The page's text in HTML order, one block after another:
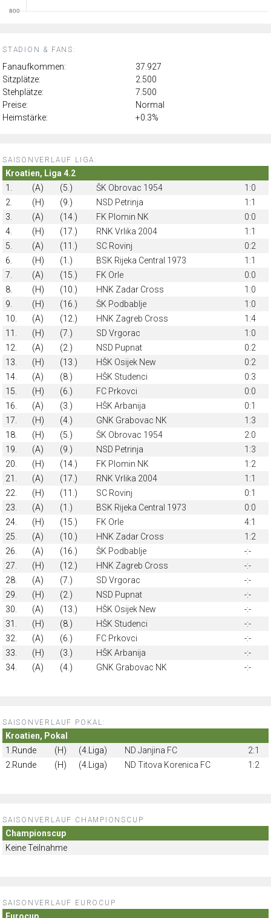
STADION & FANS:
Fanaufkommen:
37.927
Sitzplätze:
2.500
Stehplätze:
7.500
Preise:
Normal
Heimstärke:
+0.3%
SAISONVERLAUF LIGA:
Kroatien, Liga 4.2
1.
(A) (5.) ŠK Obrovac 1954
1:0
2.
(H) (9.) NSD Petrinja
1:1
3.
(A) (14.) FK Plomin NK
0:0
4.
(H) (17.) RNK Vrlika 2004
1:1
5.
(A) (11.) SC Rovinj
0:2
6.
(H) (1.) BSK Rijeka Central 1973
1:1
7.
(A) (15.) FK Orle
0:0
8.
(H) (10.) HNK Zadar Cross
1:0
9.
(H) (16.) ŠK Podbablje
1:0
10.
(A) (12.) HNK Zagreb Cross
1:4
11.
(H) (7.) SD Vrgorac
1:0
12.
(A) (2.) NSD Pupnat
0:2
13.
(H) (13.) HŠK Osijek New
0:2
14.
(A) (8.) HŠK Studenci
0:3
15.
(H) (6.) FC Prkovci
0:0
16.
(A) (3.) HŠK Arbanija
0:1
17.
(H) (4.) GNK Grabovac NK
1:3
18.
(H) (5.) ŠK Obrovac 1954
2:0
19.
(A) (9.) NSD Petrinja
1:3
20.
(H) (14.) FK Plomin NK
1:2
21.
(A) (17.) RNK Vrlika 2004
1:1
22.
(H) (11.) SC Rovinj
0:1
23.
(A) (1.) BSK Rijeka Central 1973
0:0
24.
(H) (15.) FK Orle
4:1
25.
(A) (10.) HNK Zadar Cross
1:2
26.
(A) (16.) ŠK Podbablje
-:-
27.
(H) (12.) HNK Zagreb Cross
-:-
28.
(A) (7.) SD Vrgorac
-:-
29.
(H) (2.) NSD Pupnat
-:-
30.
(A) (13.) HŠK Osijek New
-:-
31.
(H) (8.) HŠK Studenci
-:-
32.
(A) (6.) FC Prkovci
-:-
33.
(H) (3.) HŠK Arbanija
-:-
34.
(A) (4.) GNK Grabovac NK -:-
SAISONVERLAUF POKAL:
Kroatien, Pokal
1.Runde
(H) (4.Liga) ND Janjina FC
2:1
2.Runde
(H) (4.Liga) ND Titova Korenica FC 1:2
SAISONVERLAUF CHAMPIONSCUP
Championscup
Keine Teilnahme
SAISONVERLAUF EUROCUP
Eurocup